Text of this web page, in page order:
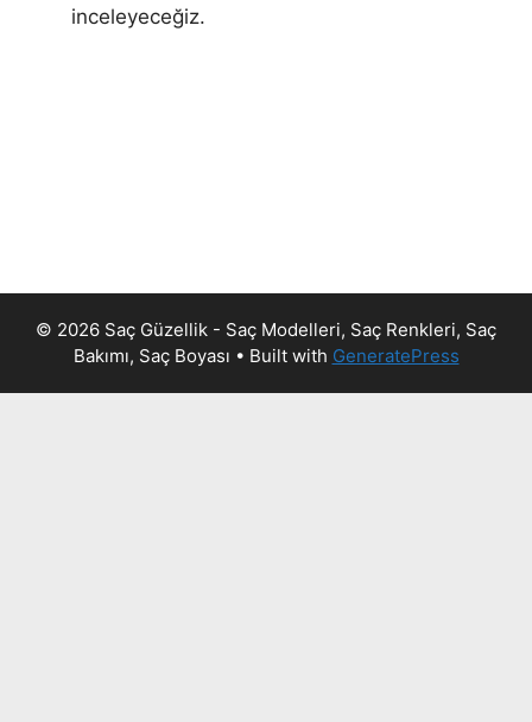
inceleyeceğiz.
© 2026 Saç Güzellik - Saç Modelleri, Saç Renkleri, Saç
Bakımı, Saç Boyası • Built with GeneratePress